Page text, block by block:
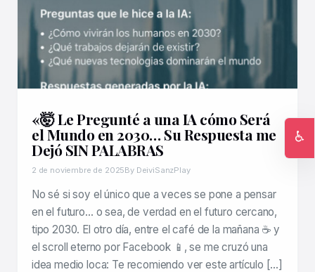
«🤯 Le Pregunté a una IA cómo Será
el Mundo en 2030… Su Respuesta me
Dejó SIN PALABRAS
2 de noviembre de 2025By DeiviSanzPlay
No sé si soy el único que a veces se pone a pensar
en el futuro… o sea, de verdad en el futuro cercano,
tipo 2030. El otro día, entre el café de la mañana ☕ y
el scroll eterno por Facebook 📱, se me cruzó una
idea medio loca: Te recomiendo ver este artículo […]
♿